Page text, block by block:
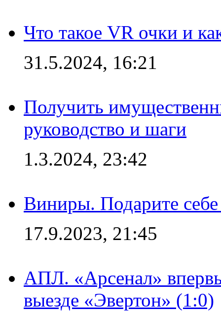
Что такое VR очки и
31.5.2024, 16:21
Получить
руководство и шаги
1.3.2024, 23:42
Виниры. Подарите
17.9.2023, 21:45
АПЛ. «Арсенал»
выезде «Эвертон» (1:0)